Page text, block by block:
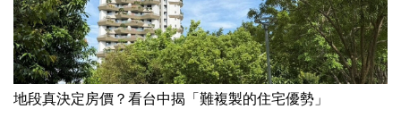
地段真決定房價？看台中揭「難複製的住宅優勢」